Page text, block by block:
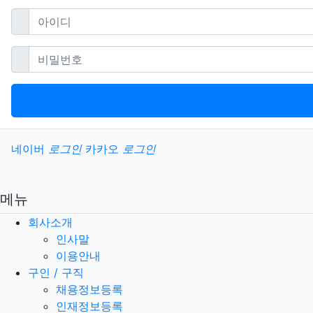
아이디필수
비밀번호필수
소셜계정으로 로그인
네이버 로그인 카카오 로그인
메뉴
회사소개
인사말
이용안내
구인 / 구직
채용정보등록
인재정보등록